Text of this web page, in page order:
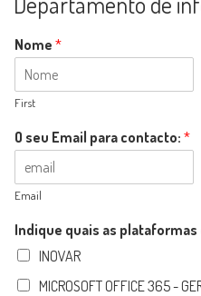
Nome *
First
O seu Email para contacto: *
Email
Indique quais as
INOVAR
MICROSOFT OFFICE 365 -